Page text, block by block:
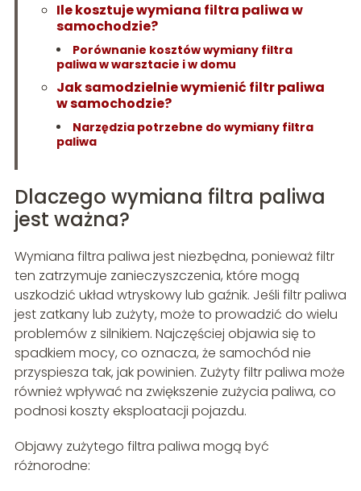
Ile kosztuje wymiana filtra paliwa w
samochodzie?
Porównanie kosztów wymiany filtra
paliwa w warsztacie i w domu
Jak samodzielnie wymienić filtr paliwa
w samochodzie?
Narzędzia potrzebne do wymiany filtra
paliwa
Dlaczego wymiana filtra paliwa
jest ważna?
Wymiana filtra paliwa jest niezbędna, ponieważ filtr
ten zatrzymuje zanieczyszczenia, które mogą
uszkodzić układ wtryskowy lub gaźnik. Jeśli filtr paliwa
jest zatkany lub zużyty, może to prowadzić do wielu
problemów z silnikiem. Najczęściej objawia się to
spadkiem mocy, co oznacza, że samochód nie
przyspiesza tak, jak powinien. Zużyty filtr paliwa może
również wpływać na zwiększenie zużycia paliwa, co
podnosi koszty eksploatacji pojazdu.
Objawy zużytego filtra paliwa mogą być
różnorodne: